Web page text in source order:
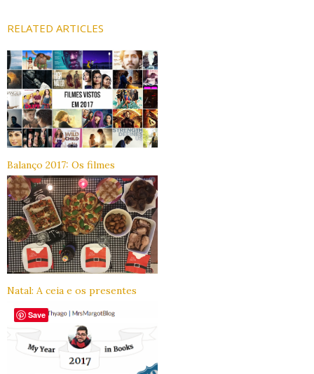
RELATED ARTICLES
Balanço 2017: Os filmes
Natal: A ceia e os presentes
Save